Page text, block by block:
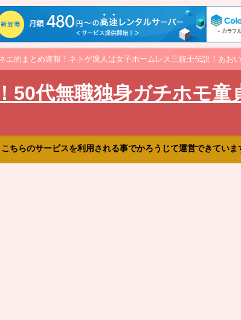
的まとめ速報！ネトゲ廃人は女子ホームレス三銃士伝説！あお
50代無職独身ガチホモ童
ちらのサービスを利用される事でかろうじて運営できてい